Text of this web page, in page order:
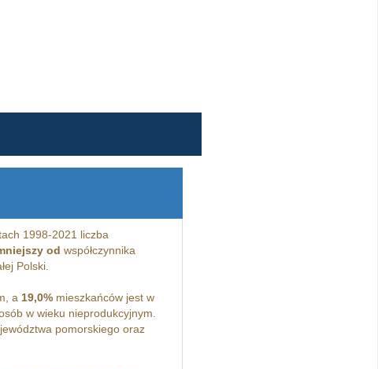
1998-2021 liczba
od współczynnika
Polski.
a 19,0%mieszkańców jest w
w wieku nieprodukcyjnym.
pomorskiego oraz